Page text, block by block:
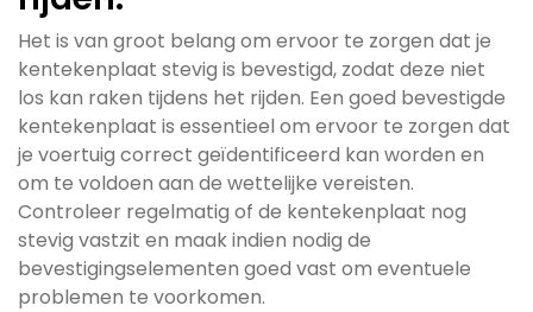
Het is van groot belang om ervoor te zorgen dat je
kentekenplaat stevig is bevestigd, zodat deze niet
los kan raken tijdens het rijden. Een goed bevestigde
kentekenplaat is essentieel om ervoor te zorgen dat
je voertuig correct geïdentificeerd kan worden en
om te voldoen aan de wettelijke vereisten.
Controleer regelmatig of de kentekenplaat nog
stevig vastzit en maak indien nodig de
bevestigingselementen goed vast om eventuele
problemen te voorkomen.